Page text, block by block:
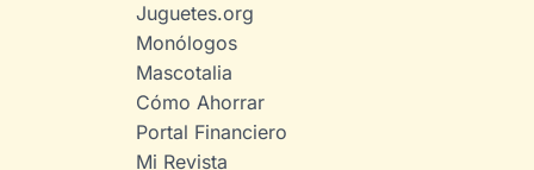
Juguetes.org
Monólogos
Mascotalia
Cómo Ahorrar
Portal Financiero
Mi Revista